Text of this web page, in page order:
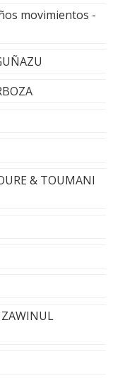
movimientos -
& TOUMANI